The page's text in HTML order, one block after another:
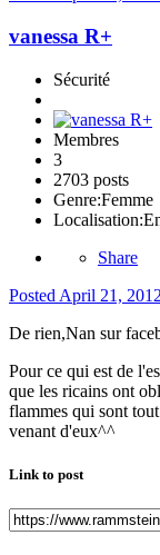
vanessa R+
Sécurité
Membres
3
2703 posts
Genre:Femme
Localisation:
Share
Posted April 21, 2012
De rien,Nan sur
Pour ce qui est de
que les ricains ont
flammes qui sont
venant d'eux^^
Link to post